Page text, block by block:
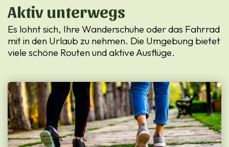
Aktiv unterwegs
Es lohnt sich, Ihre Wanderschuhe oder das Fahrrad
mit in den Urlaub zu nehmen. Die Umgebung bietet
viele schöne Routen und aktive Ausflüge.